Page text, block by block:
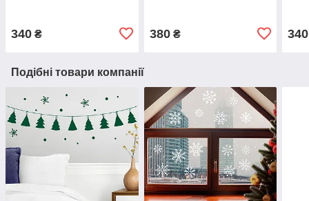
340 ₴ 380₴ 340
Подібні товари компанії